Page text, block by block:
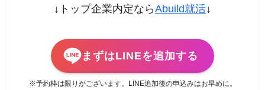
↓トップ企業内定ならAbuild就活↓
まずはLINEを追加する
※予約枠は限りがございます。LINE追加後の申込みはお早めに。